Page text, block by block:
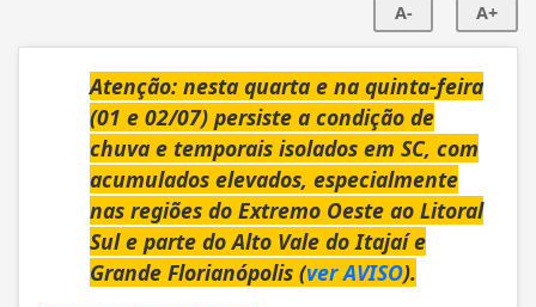
A- A+
Atenção: nesta quarta e na quinta-feira
(01 e 02/07) persiste a condição de
chuva e temporais isolados em SC, com
acumulados elevados, especialmente
nas regiões do Extremo Oeste ao Litoral
Sul e parte do Alto Vale do Itajaí e
Grande Florianópolis (ver AVISO).